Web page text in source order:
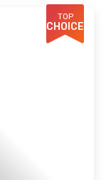
TOP
CHOICE